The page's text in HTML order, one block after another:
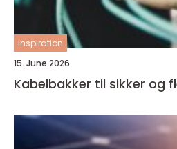
inspiration
15. June 2026
Kabelbakker til sikker og